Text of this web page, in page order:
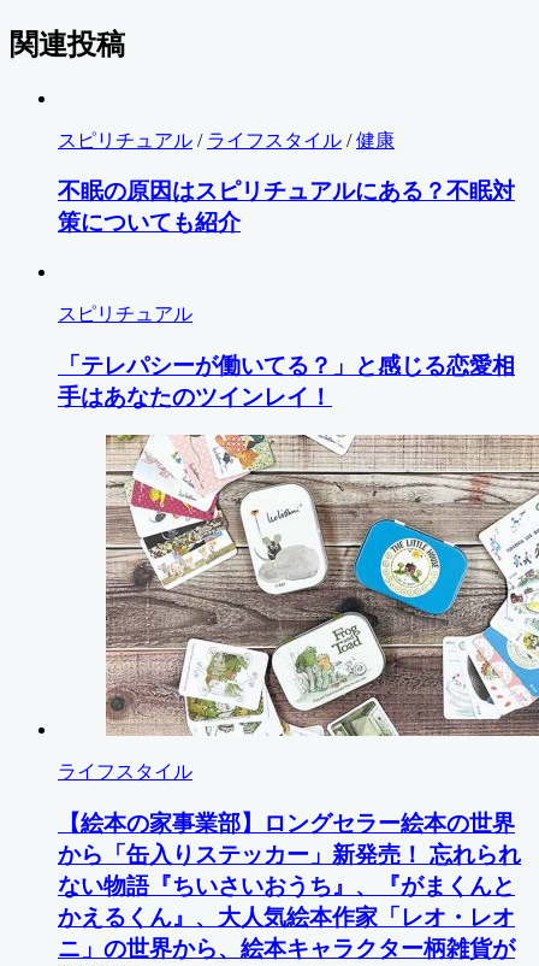
関連投稿
スピリチュアル / ライフスタイル /健康
不眠の原因はスピリチュアルにある？不眠対
策についても紹介
スピリチュアル
「テレパシーが働いてる？」と感じる恋愛相
手はあなたのツインレイ！
ライフスタイル
【絵本の家事業部】ロングセラー絵本の世界
から「⽸⼊りステッカー」新発売！ 忘れられ
ない物語『ちいさいおうち』、『がまくんと
かえるくん』、⼤⼈気絵本作家「レオ・レオ
ニ」の世界から、絵本キャラクター柄雑貨が